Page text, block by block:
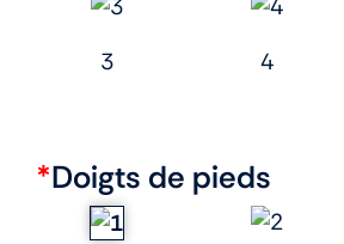
3 4
*Doigts de pieds